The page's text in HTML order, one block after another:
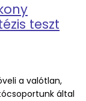
teszt
a valótlan,
által